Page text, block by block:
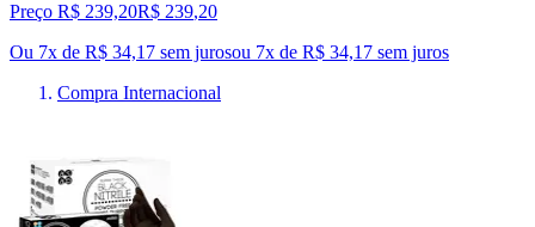
Preço R$ 239,20R$ 239,20
Ou 7x de R$ 34,17 sem jurosou 7x de R$ 34,17 sem juros
Compra Internacional